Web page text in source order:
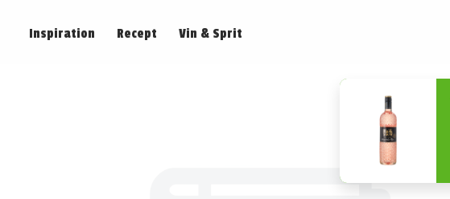
Inspiration Recept Vin & Sprit